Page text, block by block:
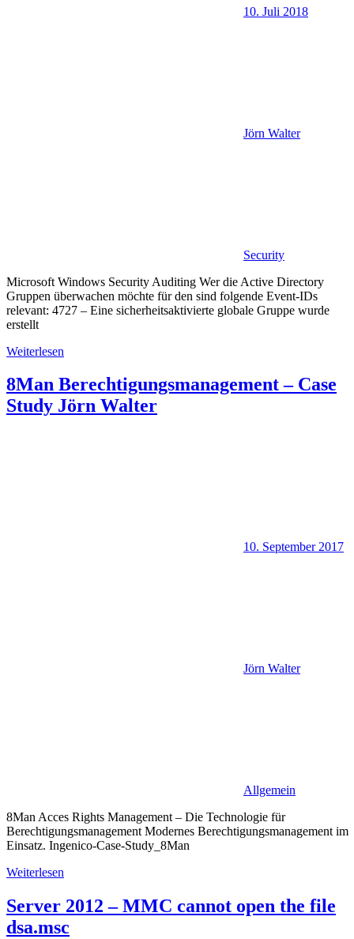
10. Juli 2018
Jörn Walter
Security
Microsoft Windows Security Auditing Wer die Active Directory
Gruppen überwachen möchte für den sind folgende Event-IDs
relevant: 4727 – Eine sicherheitsaktivierte globale Gruppe wurde
erstellt
Weiterlesen
8Man Berechtigungsmanagement – Case
Study Jörn Walter
10. September 2017
Jörn Walter
Allgemein
8Man Acces Rights Management – Die Technologie für
Berechtigungsmanagement Modernes Berechtigungsmanagement im
Einsatz. Ingenico-Case-Study_8Man
Weiterlesen
Server 2012 – MMC cannot open the file
dsa.msc